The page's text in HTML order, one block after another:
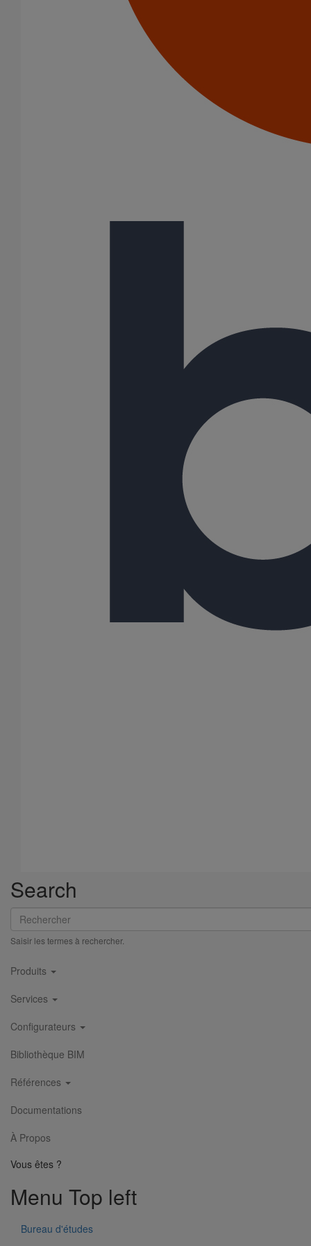
Search
Rechercher
Saisir les termes à rechercher.
Main
navigation
Produits
Services
Configurateurs
Bibliothèque BIM
Références
Documentations
À Propos
Vous êtes ?
Menu Top left
Bureau d'études